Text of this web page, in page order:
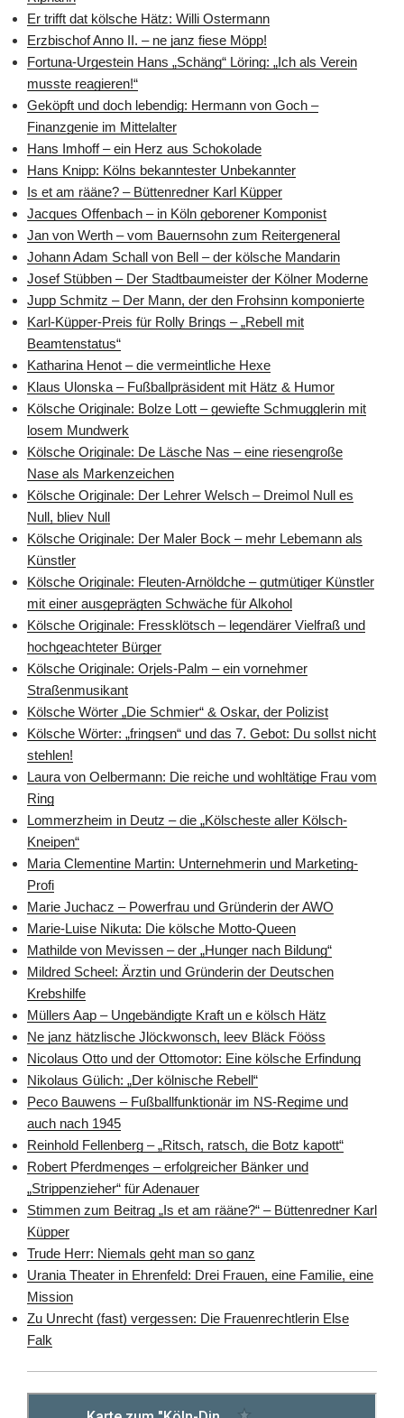
Er trifft dat kölsche Hätz: Willi Ostermann
Erzbischof Anno II. – ne janz fiese Möpp!
Fortuna-Urgestein Hans „Schäng“ Löring: „Ich als Verein
musste reagieren!“
Geköpft und doch lebendig: Hermann von Goch –
Finanzgenie im Mittelalter
Hans Imhoff – ein Herz aus Schokolade
Hans Knipp: Kölns bekanntester Unbekannter
Is et am rääne? – Büttenredner Karl Küpper
Jacques Offenbach – in Köln geborener Komponist
Jan von Werth – vom Bauernsohn zum Reitergeneral
Johann Adam Schall von Bell – der kölsche Mandarin
Josef Stübben – Der Stadtbaumeister der Kölner Moderne
Jupp Schmitz – Der Mann, der den Frohsinn komponierte
Karl-Küpper-Preis für Rolly Brings – „Rebell mit
Beamtenstatus“
Katharina Henot – die vermeintliche Hexe
Klaus Ulonska – Fußballpräsident mit Hätz & Humor
Kölsche Originale: Bolze Lott – gewiefte Schmugglerin mit
losem Mundwerk
Kölsche Originale: De Läsche Nas – eine riesengroße
Nase als Markenzeichen
Kölsche Originale: Der Lehrer Welsch – Dreimol Null es
Null, bliev Null
Kölsche Originale: Der Maler Bock – mehr Lebemann als
Künstler
Kölsche Originale: Fleuten-Arnöldche – gutmütiger Künstler
mit einer ausgeprägten Schwäche für Alkohol
Kölsche Originale: Fressklötsch – legendärer Vielfraß und
hochgeachteter Bürger
Kölsche Originale: Orjels-Palm – ein vornehmer
Straßenmusikant
Kölsche Wörter „Die Schmier“ & Oskar, der Polizist
Kölsche Wörter: „fringsen“ und das 7. Gebot: Du sollst nicht
stehlen!
Laura von Oelbermann: Die reiche und wohltätige Frau vom
Ring
Lommerzheim in Deutz – die „Kölscheste aller Kölsch-
Kneipen“
Maria Clementine Martin: Unternehmerin und Marketing-
Profi
Marie Juchacz – Powerfrau und Gründerin der AWO
Marie-Luise Nikuta: Die kölsche Motto-Queen
Mathilde von Mevissen – der „Hunger nach Bildung“
Mildred Scheel: Ärztin und Gründerin der Deutschen
Krebshilfe
Müllers Aap – Ungebändigte Kraft un e kölsch Hätz
Ne janz hätzlische Jlöckwonsch, leev Bläck Fööss
Nicolaus Otto und der Ottomotor: Eine kölsche Erfindung
Nikolaus Gülich: „Der kölnische Rebell“
Peco Bauwens – Fußballfunktionär im NS-Regime und
auch nach 1945
Reinhold Fellenberg – „Ritsch, ratsch, die Botz kapott“
Robert Pferdmenges – erfolgreicher Bänker und
„Strippenzieher“ für Adenauer
Stimmen zum Beitrag „Is et am rääne?“ – Büttenredner Karl
Küpper
Trude Herr: Niemals geht man so ganz
Urania Theater in Ehrenfeld: Drei Frauen, eine Familie, eine
Mission
Zu Unrecht (fast) vergessen: Die Frauenrechtlerin Else
Falk